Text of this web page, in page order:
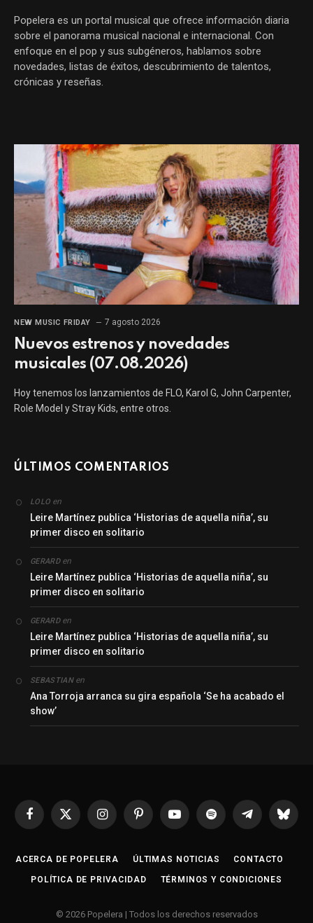
Popelera es un portal musical que ofrece información diaria
sobre el panorama musical nacional e internacional. Con
enfoque en el pop y sus subgéneros, hablamos sobre
novedades, listas de éxitos, descubrimiento de talentos,
crónicas y reseñas.
NEW MUSIC FRIDAY 7 agosto 2026
Nuevos estrenos y novedades
musicales (07.08.2026)
Hoy tenemos los lanzamientos de FLO, Karol G, John Carpenter,
Role Model y Stray Kids, entre otros.
ÚLTIMOS COMENTARIOS
LOLO en
Leire Martínez publica ‘Historias de aquella niña’, su
primer disco en solitario
GERARDen
Leire Martínez publica ‘Historias de aquella niña’, su
primer disco en solitario
GERARDen
Leire Martínez publica ‘Historias de aquella niña’, su
primer disco en solitario
SEBASTIANen
Ana Torroja arranca su gira española ‘Se ha acabado el
show’
Facebook
X
InstagramPinterestYouTubeSpotify Telegrama
ACERCA DE POPELERA ÚLTIMAS NOTICIAS CONTACTO
POLÍTICA DE PRIVACIDAD TÉRMINOS Y CONDICIONES
© 2026 Popelera | Todos los derechos reservados